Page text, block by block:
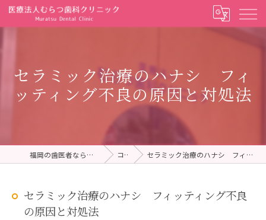
セラミック治療のハナシ フィ
ッティング不良の原因と対処法
福岡の歯医者ならむらつ歯科クリニック コラム セラミック治療のハナシ フィッティング不良の原因と対処法
セラミック治療のハナシ フィッティング不良
の原因と対処法